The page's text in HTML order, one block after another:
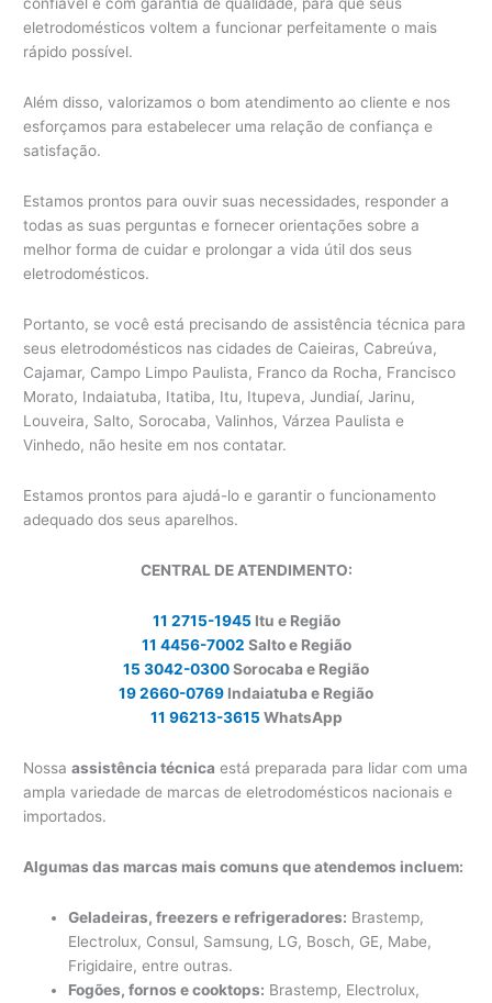
confiável e com garantia de qualidade, para que seus
eletrodomésticos voltem a funcionar perfeitamente o mais
rápido possível.
Além disso, valorizamos o bom atendimento ao cliente e nos
esforçamos para estabelecer uma relação de confiança e
satisfação.
Estamos prontos para ouvir suas necessidades, responder a
todas as suas perguntas e fornecer orientações sobre a
melhor forma de cuidar e prolongar a vida útil dos seus
eletrodomésticos.
Portanto, se você está precisando de assistência técnica para
seus eletrodomésticos nas cidades de Caieiras, Cabreúva,
Cajamar, Campo Limpo Paulista, Franco da Rocha, Francisco
Morato, Indaiatuba, Itatiba, Itu, Itupeva, Jundiaí, Jarinu,
Louveira, Salto, Sorocaba, Valinhos, Várzea Paulista e
Vinhedo, não hesite em nos contatar.
Estamos prontos para ajudá-lo e garantir o funcionamento
adequado dos seus aparelhos.
CENTRAL DE ATENDIMENTO:
11 2715-1945 Itu e Região
11 4456-7002 Salto e Região
15 3042-0300Sorocaba e Região
19 2660-0769 Indaiatuba e Região
11 96213-3615 WhatsApp
Nossaassistência técnica está preparada para lidar com uma
ampla variedade de marcas de eletrodomésticos nacionais e
importados.
Algumas das marcas mais comuns que atendemos incluem:
Geladeiras, freezers e refrigeradores: Brastemp,
Electrolux, Consul, Samsung, LG, Bosch, GE, Mabe,
Frigidaire, entre outras.
Fogões, fornos e cooktops: Brastemp, Electrolux,